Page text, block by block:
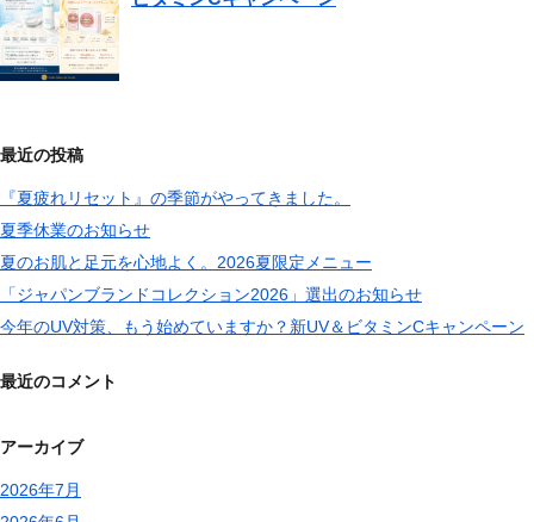
最近の投稿
『夏疲れリセット』の季節がやってきました。
夏季休業のお知らせ
夏のお肌と足元を心地よく。2026夏限定メニュー
「ジャパンブランドコレクション2026」選出のお知らせ
今年のUV対策、もう始めていますか？新UV＆ビタミンCキャンペーン
最近のコメント
アーカイブ
2026年7月